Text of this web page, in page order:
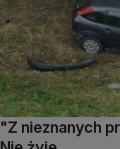
"Z nieznanych